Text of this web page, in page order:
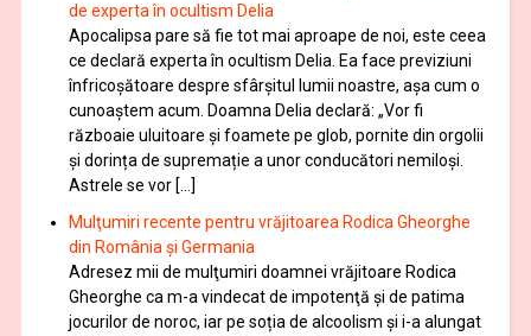
de experta în ocultism Delia
Apocalipsa pare să fie tot mai aproape de noi, este ceea
ce declară experta în ocultism Delia. Ea face previziuni
înfricoșătoare despre sfârșitul lumii noastre, așa cum o
cunoaștem acum. Doamna Delia declară: „Vor fi
războaie uluitoare și foamete pe glob, pornite din orgolii
și dorința de supremație a unor conducători nemiloși.
Astrele se vor […]
Mulţumiri recente pentru vrăjitoarea Rodica Gheorghe
din România și Germania
Adresez mii de mulţumiri doamnei vrăjitoare Rodica
Gheorghe ca m-a vindecat de impotenţă şi de patima
jocurilor de noroc, iar pe soția de alcoolism și i-a alungat